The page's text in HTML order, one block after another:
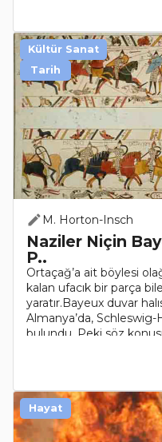
M. Horton-Insch
Naziler Niçin
P..
Ortaçağ’a ait böylesi
kalan ufacık bir parça
yaratır.Bayeux duvar
Almanya’da,
bulundu. Peki söz
Kültür Sanat
Tarih
Hayat